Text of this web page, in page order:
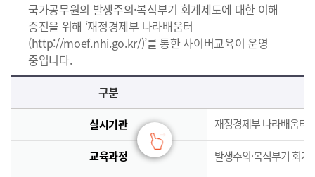
국가공무원의 발생주의·복식부기 회계제도에 대한 이해
증진을 위해 ‘재정경제부 나라배움터
(http://moef.nhi.go.kr/)’를 통한 사이버교육이 운영
중입니다.
사이버교육의 사이버강좌(나라배움터)에 대한 안내로 실시기관, 교육과정, 대상, 인원, 시간, 인정시간, 신청(기간,절차), 수료(요건,평가,수료증)으로 구분되며 이에 해당하는 내용으로 구성된 표 입니다.
구분
실시기관 재정경제부 나라배움터(
교육과정 발생주의·복식부기 회계